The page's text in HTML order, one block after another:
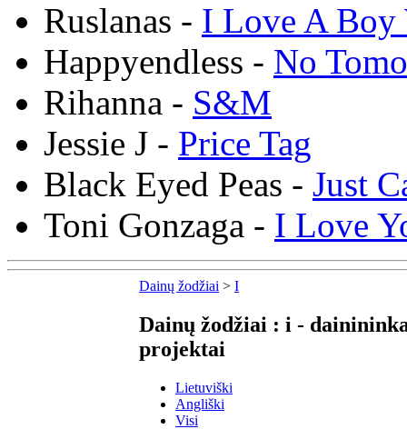
Ruslanas - I Love A Boy
Happyendless - No
Rihanna - S&M
Jessie J - Price Tag
Black Eyed Peas - Just
Toni Gonzaga - I Love
Dainų žodžiai > I
Dainų žodžiai : i -
projektai
Lietuviški
Angliški
Visi